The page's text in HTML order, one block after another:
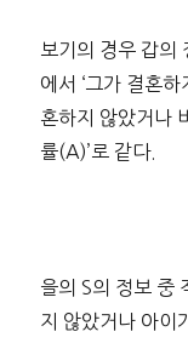
보기의 경우 갑의
에서 ‘그가 결혼
혼하지 않았거나
률(A)’로 같다.
을의 S의 정보 중
지 않았거나 아